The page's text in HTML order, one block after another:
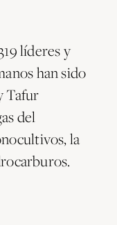
líderes y
han sido
Tafur
del
la